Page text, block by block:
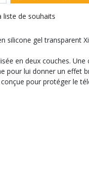
liste de souhaits
silicone gel transparent
en deux couches.
pour lui donner un effet
pour protéger le